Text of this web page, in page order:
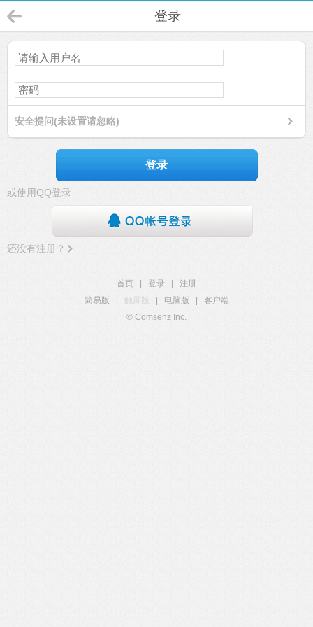
登录
安全提问(未设置请忽略)
登录
或使用QQ登录
还没有注册？
首页 登录
注册
简易版
触屏版 电脑版
客户端
© Comsenz Inc.